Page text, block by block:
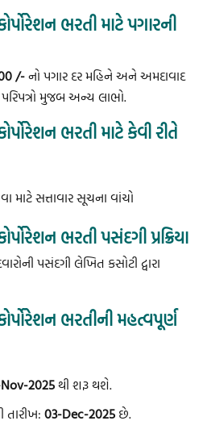
ભરતી માટે પગારની
/-નો પગાર દર મહિને અને અમદાવાદ
પરિપત્રો મુજબ અન્ય લાભો.
ભરતી માટે કેવી રીતે
માટે સત્તાવાર સૂચના વાંચો
ભરતી પસંદગી પ્રક્રિયા
પસંદગી લેખિત કસોટી દ્વારા
ભરતીની મહત્વપૂર્ણ
2025થી શરૂ થશે.
03-Dec-2025 છે.